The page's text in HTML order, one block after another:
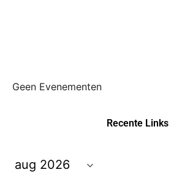
Geen Evenementen
Recente Links